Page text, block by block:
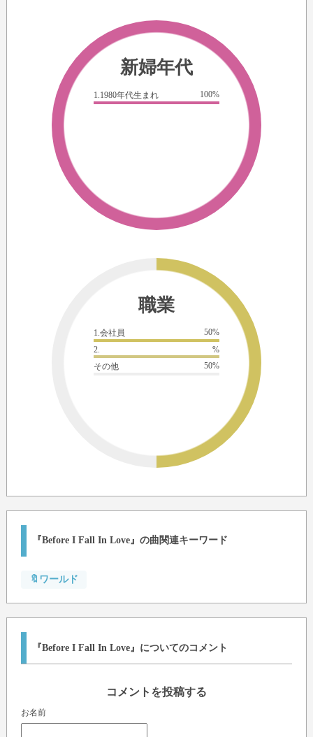
新婦年代
1.1980年代生まれ 100%
職業
1.会社員
50%
2.
%
その他
50%
『Before I Fall In Love』の曲関連キーワード
🔖ワールド
『Before I Fall In Love』についてのコメント
コメントを投稿する
お名前